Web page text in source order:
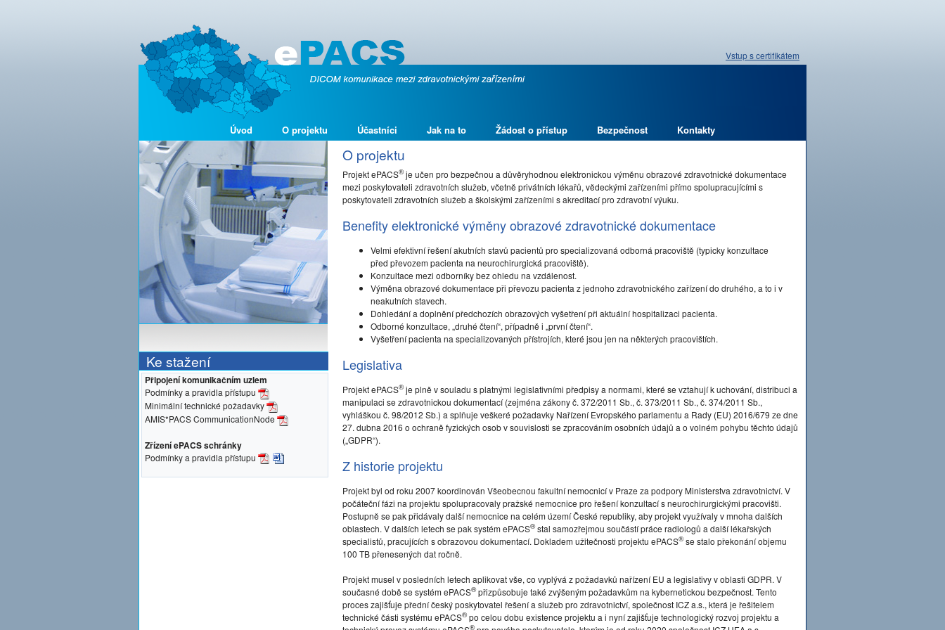
Vstup s certifikátem
Úvod O projektu Účastníci Jak na to Žádost o přístup Bezpečnost Kontakty
Ke stažení
Připojení komunikačním uzlem
Podmínky a pravidla přístupu
Minimální technické požadavky
AMIS*PACS CommunicationNode
Zřízení ePACS schránky
Podmínky a pravidla přístupu
O projektu
Projekt ePACS®je učen pro bezpečnou a důvěryhodnou elektronickou výměnu obrazové zdravotnické dokumentace
mezi poskytovateli zdravotních služeb, včetně privátních lékařů, vědeckými zařízeními přímo spolupracujícími s
poskytovateli zdravotních služeb a školskými zařízeními s akreditací pro zdravotní výuku.
Benefity elektronické výměny obrazové zdravotnické dokumentace
Velmi efektivní řešení akutních stavů pacientů pro specializovaná odborná pracoviště (typicky konzultace
před převozem pacienta na neurochirurgická pracoviště).
Konzultace mezi odborníky bez ohledu na vzdálenost.
Výměna obrazové dokumentace při převozu pacienta z jednoho zdravotnického zařízení do druhého, a to i v
neakutních stavech.
Dohledání a doplnění předchozích obrazových vyšetření při aktuální hospitalizaci pacienta.
Odborné konzultace, „druhé čtení“, případně i „první čtení“.
Vyšetření pacienta na specializovaných přístrojích, které jsou jen na některých pracovištích.
Legislativa
Projekt ePACS®je plně v souladu s platnými legislativními předpisy a normami, které se vztahují k uchování, distribuci a
manipulaci se zdravotnickou dokumentací (zejména zákony č. 372/2011 Sb., č. 373/2011 Sb., č. 374/2011 Sb.,
vyhláškou č. 98/2012 Sb.) a splňuje veškeré požadavky Nařízení Evropského parlamentu a Rady (EU) 2016/679 ze dne
27. dubna 2016 o ochraně fyzických osob v souvislosti se zpracováním osobních údajů a o volném pohybu těchto údajů
(„GDPR“).
Z historie projektu
Projekt byl od roku 2007 koordinován Všeobecnou fakultní nemocnicí v Praze za podpory Ministerstva zdravotnictví. V
počáteční fázi na projektu spolupracovaly pražské nemocnice pro řešení konzultací s neurochirurgickými pracovišti.
Postupně se pak přidávaly další nemocnice na celém území České republiky, aby projekt využívaly v mnoha dalších
oblastech. V dalších letech se pak systém ePACS®stal samozřejmou součástí práce radiologů a další lékařských
specialistů, pracujících s obrazovou dokumentací. Dokladem užitečnosti projektu ePACS®se stalo překonání objemu
100 TB přenesených dat ročně.
Projekt musel v posledních letech aplikovat vše, co vyplývá z požadavků nařízení EU a legislativy v oblasti GDPR. V
současné době se systém ePACS®přizpůsobuje také zvýšeným požadavkům na kybernetickou bezpečnost. Tento
proces zajišťuje přední český poskytovatel řešení a služeb pro zdravotnictví, společnost ICZ a.s., která je řešitelem
technické části systému ePACS®po celou dobu existence projektu a i nyní zajišťuje technologický rozvoj projektu a
®